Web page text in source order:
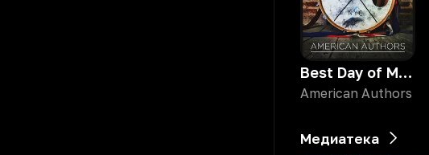
Best Day of My Life
American Authors
Медиатека